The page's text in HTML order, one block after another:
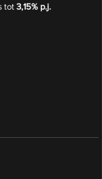
tot 3,15% p.j.